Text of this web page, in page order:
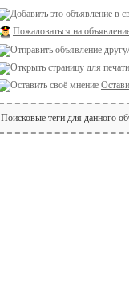
Пожаловаться на
Поисковые теги для данного